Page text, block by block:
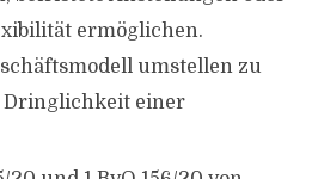
ermöglichen.
umstellen zu
Dringlichkeit einer